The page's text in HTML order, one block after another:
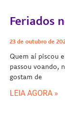
Feriados
23 de outubro de
Quem aí piscou
passou voando,
gostam de
LEIA AGORA »